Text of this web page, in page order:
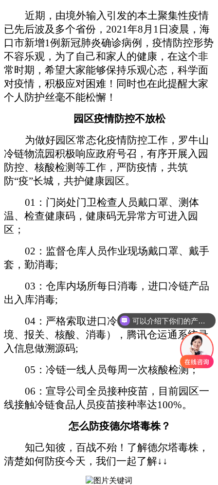
近期，由境外输入引发的本土聚集性疫情
已先后波及多个省份，2021年8月1日凌晨，海
口市新增1例新冠肺炎确诊病例，疫情防控形势
不容乐观，为了自己和家人的健康，在这个非
常时期，希望大家能够保持乐观心态，科学面
对疫情，积极应对困难！同时也在此提醒大家
个人防护丝毫不能松懈！
园区疫情防控不放松
为做好园区常态化疫情防控工作，罗牛山
冷链物流园积极响应政府号召，有序开展入园
防控、核酸检测等工作，严防疫情，共筑
防“疫”长城，共护健康园区。
01：门岗处门卫检查人员戴口罩、测体
温、检查健康码，健康码无异常方可进入园
区；
02： 监督仓库人员作业现场戴口罩、戴手
套，勤消毒;
03： 仓库内场所每日消毒，进口冷链产品
出入库消毒;
04：严格索取进口冷链产品“四证”（入
境、报关、核酸、消毒），腾讯仓运通系统录
入信息做溯源码;
05：冷链一线人员每周一次核酸检测；
06：宣导公司全员接种疫苗，目前园区一
线接触冷链食品人员疫苗接种率达100%。
怎么防疫德尔塔毒株？
知己知彼，百战不殆！了解德尔塔毒株，
清楚如何防疫今天，我们一起了解↓↓
可以介绍下你们的产品么